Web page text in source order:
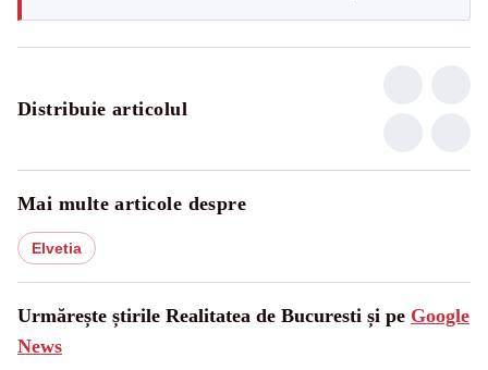
Distribuie articolul
Mai multe articole despre
Elvetia
Urmărește știrile Realitatea de Bucuresti și pe Google
News